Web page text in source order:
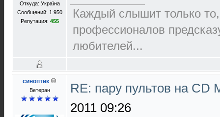
Откуда: Україна
Сообщений: 1 950
Репутация: 455
Каждый слышит только
пpофеccионалов
любителей...
синоптик
Ветеран
RE: пару пультов на СD
2011 09:26